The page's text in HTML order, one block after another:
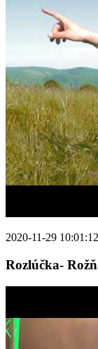
2020-11-29 10:01:12
Rozlúčka-